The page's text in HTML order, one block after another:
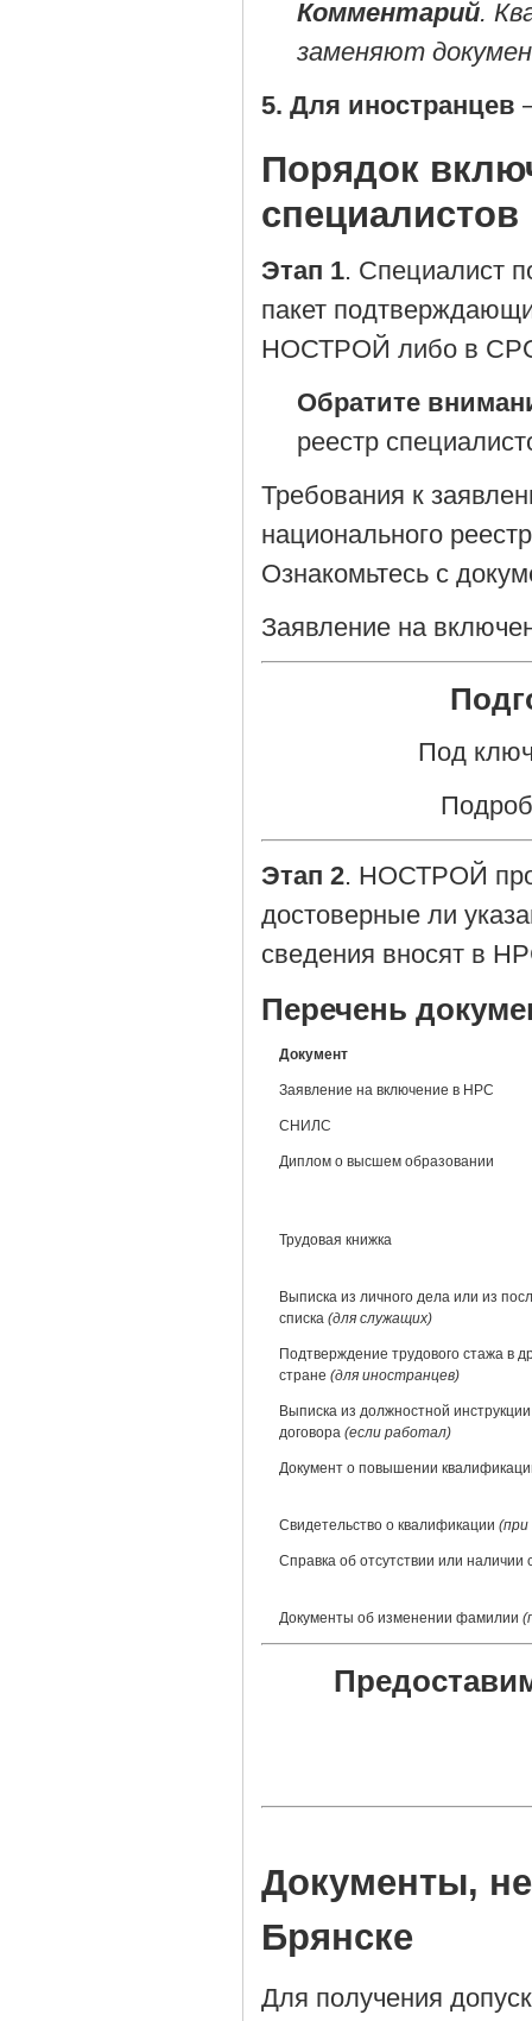
Комментарий.
заменяют
5. Для иностранцев
Порядок
специалистов
Этап 1. Специалист
пакет
НОСТРОЙ либо в СРО,
Обратите
реестр
Требования к
национального
Ознакомьтесь с
Заявление на
Под
Этап 2. НОСТРОЙ
достоверные ли
сведения вносят в
Перечень
Документ
Заявление на включение в НРС
СНИЛС
Диплом о высшем образовании
Трудовая книжка
Выписка из личного дела или из
списка(для служащих)
Подтверждение трудового стажа в
стране (для иностранцев)
Выписка из должностной
договора (если работал)
Документ о повышении
Свидетельство о квалификации (при
Справка об отсутствии или наличии
Документы об изменении фамилии
Документы,
Брянске
Для получения